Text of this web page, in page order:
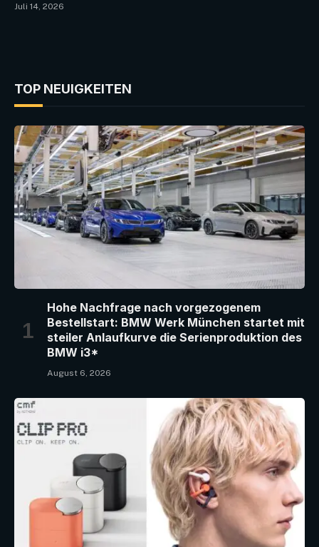
Juli 14, 2026
TOP NEUIGKEITEN
Hohe Nachfrage nach vorgezogenem
Bestellstart: BMW Werk München startet mit
steiler Anlaufkurve die Serienproduktion des
BMW i3*
August 6, 2026